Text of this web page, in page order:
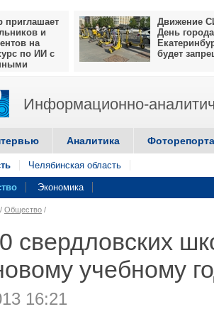
приглашает
и
на
по ИИ с
Движение
День города
будет
Информационно-
Аналитика
Челябинская область
Экономика
/ Общество /
свердловских
учебному
16:21